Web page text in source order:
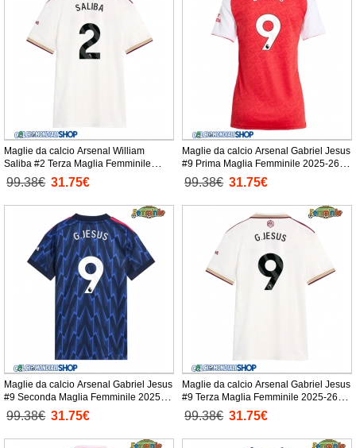
Maglie da calcio Arsenal William
Saliba #2 Terza Maglia Femminile
2025-26 Manica Corta
99.38€ 31.75€
Maglie da calcio Arsenal Gabriel Jesus
#9 Prima Maglia Femminile 2025-26
Manica Corta
99.38€ 31.75€
Maglie da calcio Arsenal Gabriel Jesus
#9 Seconda Maglia Femminile 2025-
26 Manica Corta
99.38€ 31.75€
Maglie da calcio Arsenal Gabriel Jesus
#9 Terza Maglia Femminile 2025-26
Manica Corta
99.38€ 31.75€